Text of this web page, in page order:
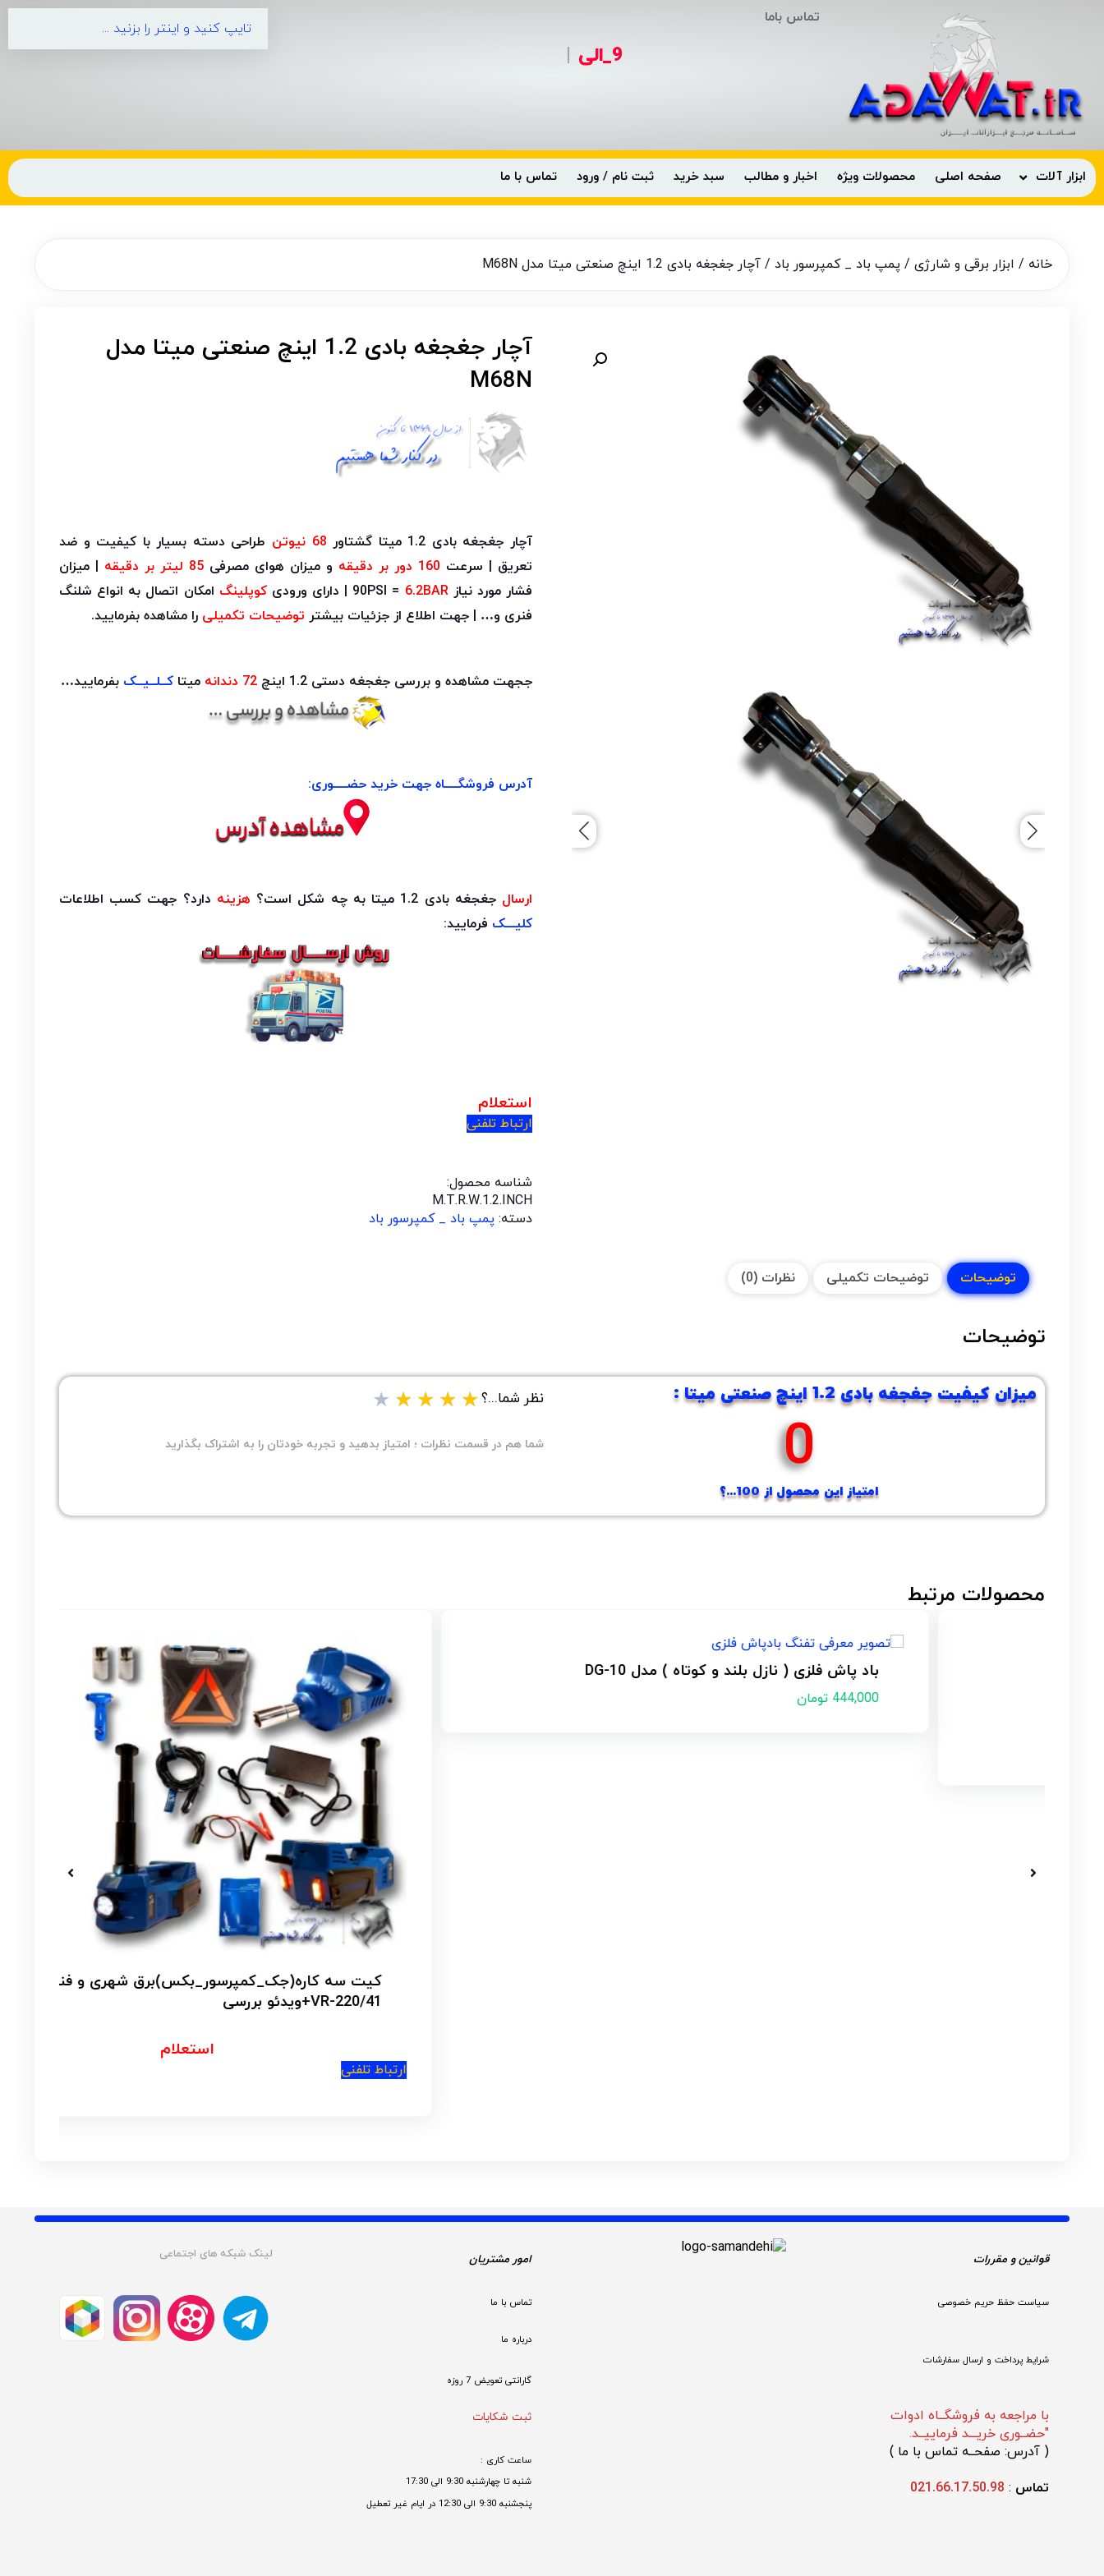
تماس باما
0990-6
|
ابزار آلات صفحه اصلی محصولات ویژه اخبار و مطالب سبد خرید ثبت نام / ورود تماس با ما
خانه / ابزار برقی و شارژی / پمپ باد _ کمپرسور باد / آچار جغجغه بادی 1.2 اینچ صنعتی میتا مدل M68N
آچار جغجغه بادی 1.2 اینچ صنعتی میتا مدل
M68N
آچار جغجغه بادی 1.2 میتا گشتاور 68 نیوتن
طراحی دسته بسیار با کیفیت و ضد
تعریق | سرعت 160 دور بر دقیقه و میزان هوای مصرفی 85 لیتر بر دقیقه
| میزان
فشار مورد نیاز 90PSI =6.2BAR | دارای ورودی کوپلینگ امکان اتصال به انواع شلنگ
فنری و… | جهت اطلاع از جزئیات بیشتر توضیحات تکمیلی را مشاهده بفرمایید.
ججهت مشاهده و بررسی جغجغه دستی 1.2 اینچ 72 دندانه میتا کــلــیــک بفرمایید…
آدرس فروشگــــاه جهت خرید حضــــوری:
ارسال جغجغه بادی 1.2 میتا به چه شکل است؟ هزینه دارد؟ جهت کسب اطلاعات
کلیـــک فرمایید:
استعلام
ارتباط تلفنی
شناسه محصول:
M.T.R.W.1.2.INCH
دسته: پمپ باد _ کمپرسور باد
توضیحات توضیحات تکمیلی نظرات (0)
توضیحات
میزان کیفیت جغجغه بادی 1.2 اینچ صنعتی میتا :
امتیاز این محصول از 100...؟
0
نظر شما...؟★
★
★
★
★
شما هم در قسمت نظرات ؛ امتیاز بدهید و تجربه خودتان را به اشتراک بگذارید
محصولات مرتبط
باد پاش فلزی ( نازل بلند و کوتاه ) مدل DG-10
کیت سه کاره(جک_کمپرسور_بکس)برق شهری و فندکی مدل
قوانین و مقررات
سیاست حفظ حریم خصوصی
شرایط پرداخت و ارسال سفارشات
با مراجعه به فروشگــاه ادوات
"حضــوری خریـــد فرماییــد.
( آدرس: صفحــه تماس با ما )
تماس :
021.66.17.50.98
امور مشتریان
تماس با ما
درباره ما
گارانتی تعویض 7 روزه
ثبت شکایات
ساعت کاری :
شنبه تا چهارشنبه 9:30 الی 17:30
پنجشنبه 9:30 الی 12:30 در ایام غیر تعطیل
لینک شبکه های اجتماعی